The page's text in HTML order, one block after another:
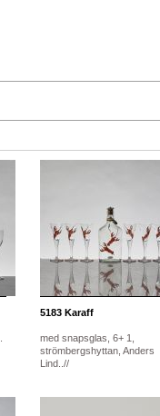
5183Karaff
med snapsglas, 6+ 1,
strömbergshyttan, Anders
Lind..//